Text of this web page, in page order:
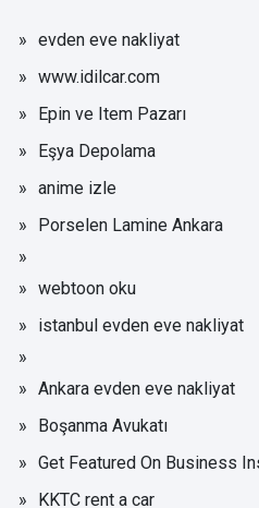
evden eve nakliyat
www.idilcar.com
Epin ve Item Pazarı
Eşya Depolama
anime izle
Porselen Lamine Ankara
webtoon oku
istanbul evden eve nakliyat
Ankara evden eve nakliyat
Boşanma Avukatı
Get Featured On Business
KKTC rent a car